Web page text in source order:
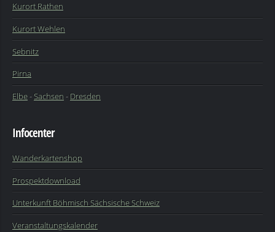
Kurort Rathen
Kurort Wehlen
Sebnitz
Pirna
Elbe-Sachsen - Dresden
Infocenter
Wanderkartenshop
Prospektdownload
Unterkunft Böhmisch Sächsische Schweiz
Veranstaltungskalender